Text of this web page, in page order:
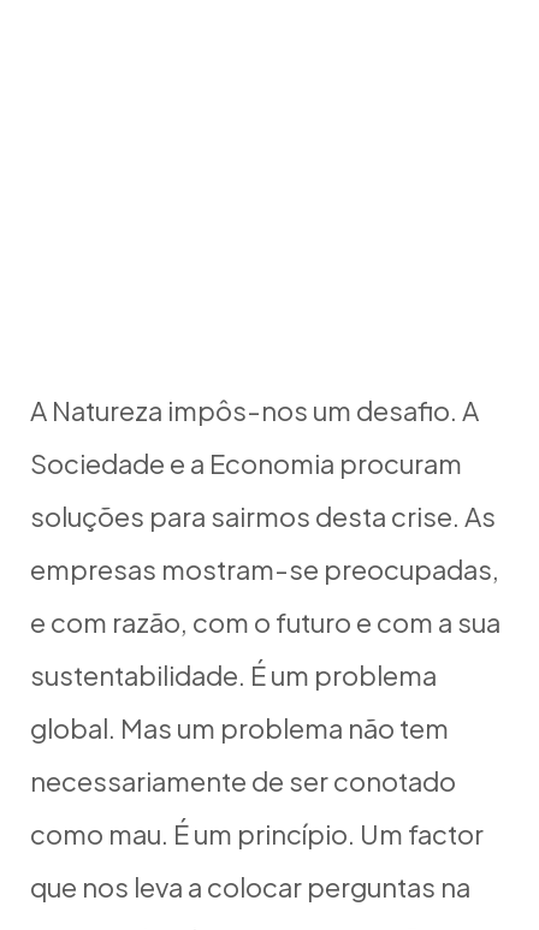
A Natureza impôs-nos um desafio. A
Sociedade e a Economia procuram
soluções para sairmos desta crise. As
empresas mostram-se preocupadas,
e com razão, com o futuro e com a sua
sustentabilidade. É um problema
global. Mas um problema não tem
necessariamente de ser conotado
como mau. É um princípio. Um factor
que nos leva a colocar perguntas na